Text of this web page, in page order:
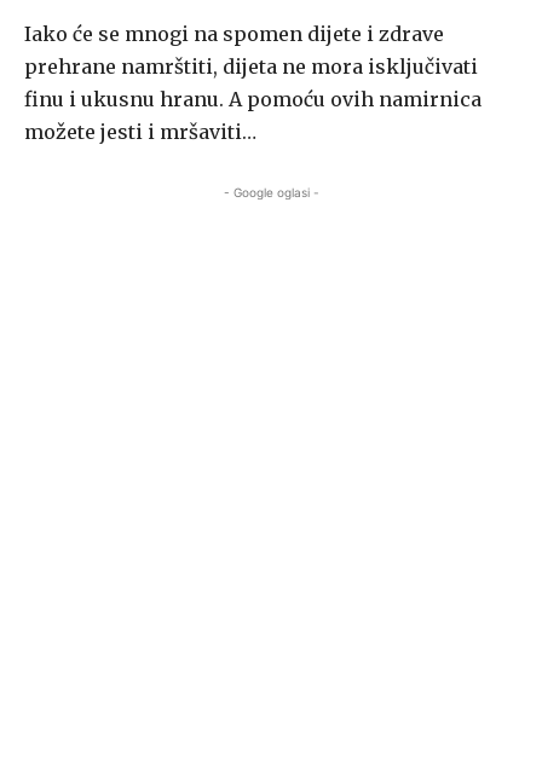
Iako će se mnogi na spomen dijete i zdrave
prehrane namrštiti, dijeta ne mora isključivati
finu i ukusnu hranu. A pomoću ovih namirnica
možete jesti i mršaviti…
- Google oglasi -